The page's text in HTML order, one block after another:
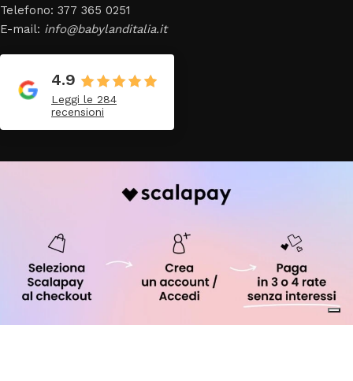
Telefono: 377 365 0251
E-mail: info@babylanditalia.it
4.9
Leggi le 284
recensioni